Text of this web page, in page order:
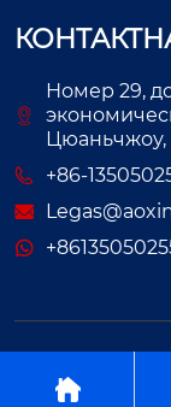
Номер 29,
Цюаньчжоу,
+86-
